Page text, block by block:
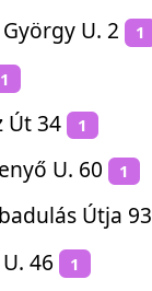
U. 2 1
1
Út 34 1
U. 60 1
Útja 93
46 1